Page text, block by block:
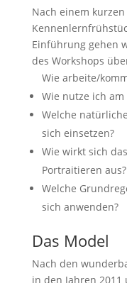
Nach einem
Einführung gehen
des Workshops
Wie arbeite/
Wie nutze ich
Welche
sich einsetzen?
Wie wirkt sich
Portraitieren aus?
Welche
sich anwenden?
Das Model
Nach den
in den Jahren